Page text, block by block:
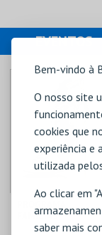
Bem-vindo à
O nosso site
cookies que
experiência e
utilizada
Ao clicar em
saber mais
EVENTOS
FAMÍLIAS